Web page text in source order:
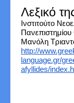
Λεξικό
Ινστιτούτο
Μανόλη
http://
language.gr/
afyllides/